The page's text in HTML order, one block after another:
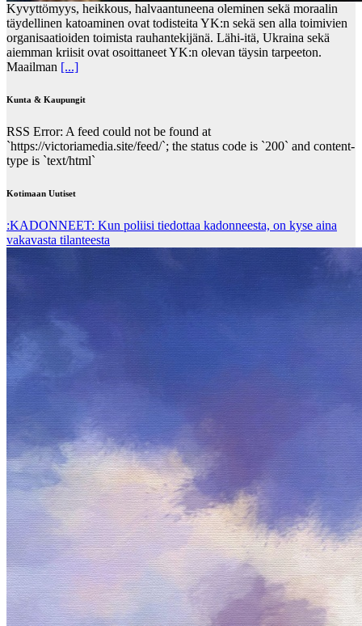
Kyvyttömyys, heikkous, halvaantuneena oleminen sekä moraalin
täydellinen katoaminen ovat todisteita YK:n sekä sen alla toimivien
organisaatioiden toimista rauhantekijänä. Lähi-itä, Ukraina sekä
aiemman kriisit ovat osoittaneet YK:n olevan täysin tarpeeton.
Maailman [...]
Kunta & Kaupungit
RSS Error: A feed could not be found at
`https://victoriamedia.site/feed/`; the status code is `200` and content-
type is `text/html`
Kotimaan Uutiset
:KADONNEET: Kun poliisi tiedottaa kadonneesta, on kyse aina
vakavasta tilanteesta